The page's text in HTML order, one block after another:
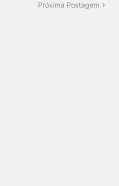
Próxima Postagem